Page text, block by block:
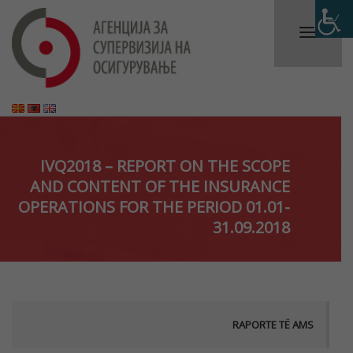
IVQ2018 – REPORT ON THE SCOPE
AND CONTENT OF THE INSURANCE
OPERATIONS FOR THE PERIOD 01.01-
31.09.2018
RAPORTE TË AMS